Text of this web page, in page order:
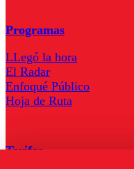
Programas
LLegó la hora
El Radar
Enfoqué Público
Hoja de Ruta
Tarifas